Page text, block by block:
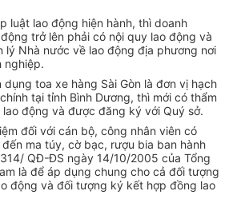
luật lao động hiện hành, thì doanh
trở lên phải có nội quy lao động và
lý Nhà nước về lao động địa phương nơi
nghiệp.
toa xe hàng Sài Gòn là đơn vị hạch
tại tỉnh Bình Dương, thì mới có thẩm
động và được đăng ký với Quý sở.
đối với cán bộ, công nhân viên có
ma túy, cờ bạc, rượu bia ban hành
QĐ-ĐS ngày 14/10/2005 của Tổng
là để áp dụng chung cho cả đối tượng
động và đối tượng ký kết hợp đồng lao